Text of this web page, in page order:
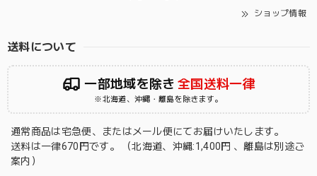
ショップ情報
送料について
一部地域を除き 全国送料一律
※北海道、沖縄・離島を除きます。
通常商品は宅急便、またはメール便にてお届けいたします。
送料は一律670円です。 （北海道、沖縄:1,400円 、離島は別途ご
案内）